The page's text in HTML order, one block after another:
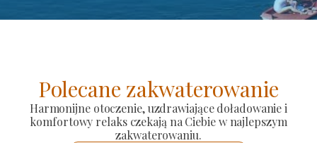
Polecane zakwaterowanie
Harmonijne otoczenie, uzdrawiające doładowanie i
komfortowy relaks czekają na Ciebie w najlepszym
zakwaterowaniu.